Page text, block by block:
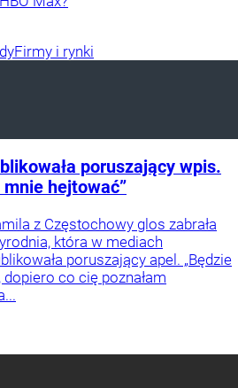
Firmy i rynki
poruszający wpis.
mnie hejtować”
z Częstochowy glos zabrała
która w mediach
poruszający apel. „Będzie
co cię poznałam